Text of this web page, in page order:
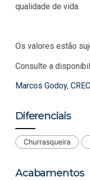
qualidade de vida.
Os valores estão
Consulte a
Marcos Godoy,
Diferenciais
Churrasqueira
Acabamentos